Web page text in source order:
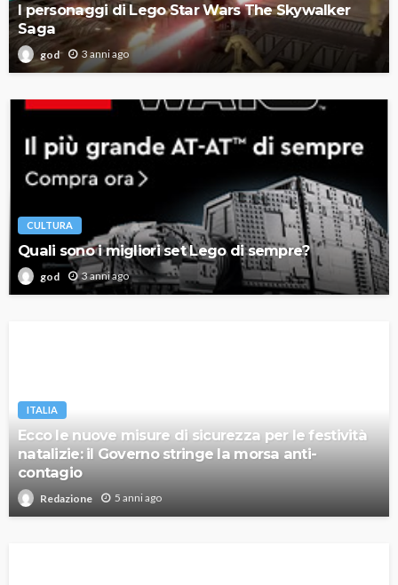
I personaggi di Lego Star Wars The Skywalker
Saga
god 3 anni ago
CULTURA
Quali sono i migliori set Lego di sempre?
god 3 anni ago
ITALIA
Ecco le nuove misure di sicurezza per le festività
natalizie: il Governo stringe la morsa anti-
contagio
Redazione 5 anni ago